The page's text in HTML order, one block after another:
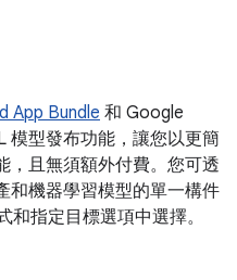
App Bundle 和 Google
模型發布功能，讓您以更簡
，且無須額外付費。您可透
和機器學習模型的單一構件
指定目標選項中選擇。